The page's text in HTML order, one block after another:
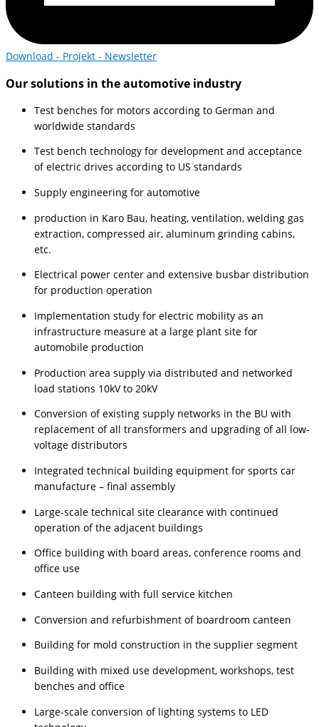
Download - Projekt - Newsletter
Our solutions in the automotive industry
Test benches for motors according to German and
worldwide standards
Test bench technology for development and acceptance
of electric drives according to US standards
Supply engineering for automotive
production in Karo Bau, heating, ventilation, welding gas
extraction, compressed air, aluminum grinding cabins,
etc.
Electrical power center and extensive busbar distribution
for production operation
Implementation study for electric mobility as an
infrastructure measure at a large plant site for
automobile production
Production area supply via distributed and networked
load stations 10kV to 20kV
Conversion of existing supply networks in the BU with
replacement of all transformers and upgrading of all low-
voltage distributors
Integrated technical building equipment for sports car
manufacture – final assembly
Large-scale technical site clearance with continued
operation of the adjacent buildings
Office building with board areas, conference rooms and
office use
Canteen building with full service kitchen
Conversion and refurbishment of boardroom canteen
Building for mold construction in the supplier segment
Building with mixed use development, workshops, test
benches and office
Large-scale conversion of lighting systems to LED